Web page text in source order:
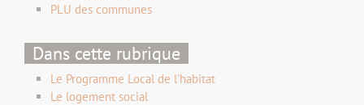
PLU des communes
Dans cette rubrique
Le Programme Local de l'habitat
Le logement social